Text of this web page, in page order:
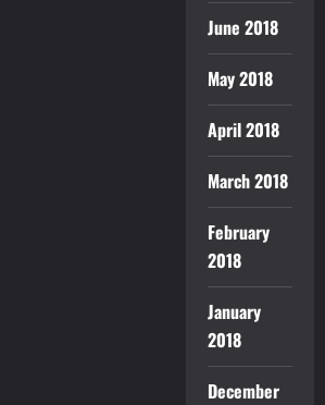
June 2018
May 2018
April 2018
March 2018
February
2018
January
2018
December